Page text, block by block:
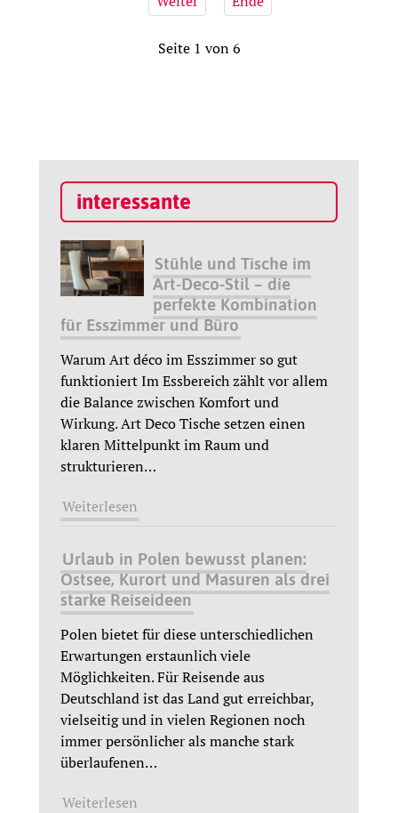
Seite 1 von 6
interessante
Stühle und Tische im
Art-Deco-Stil – die
perfekte Kombination
für Esszimmer und Büro
Warum Art déco im Esszimmer so gut
funktioniert Im Essbereich zählt vor allem
die Balance zwischen Komfort und
Wirkung. Art Deco Tische setzen einen
klaren Mittelpunkt im Raum und
strukturieren…
Weiterlesen
Urlaub in Polen bewusst planen:
Ostsee, Kurort und Masuren als drei
starke Reiseideen
Polen bietet für diese unterschiedlichen
Erwartungen erstaunlich viele
Möglichkeiten. Für Reisende aus
Deutschland ist das Land gut erreichbar,
vielseitig und in vielen Regionen noch
immer persönlicher als manche stark
überlaufenen…
Weiterlesen